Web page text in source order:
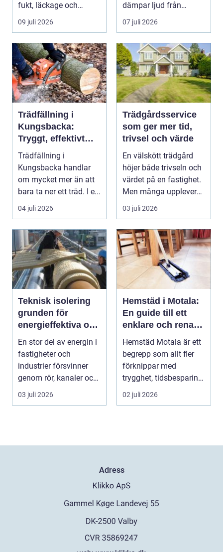
fukt, läckage och
l&arin...
09 juli 2026
dämpar ljud från
vägen. Samtidigt kan
07 juli 2026
Trädfällning i
Kungsbacka:
Tryggt, effektivt
och med omtanke
om hela tomten
Trädfällning i
Kungsbacka handlar
om mycket mer än att
bara ta ner ett träd. I e...
04 juli 2026
Trädgårdsservice
som ger mer tid,
trivsel och värde
En välskött trädgård
höjer både trivseln och
värdet på en fastighet.
Men många upplever
att tiden, o...
03 juli 2026
Teknisk isolering
grunden för
energieffektiva och
säkra byggnader
En stor del av energin i
fastigheter och
industrier försvinner
genom rör, kanaler och
tekniska insta...
03 juli 2026
Hemstäd i Motala:
En guide till ett
enklare och renare
vardagsliv
Hemstäd Motala är ett
begrepp som allt fler
förknippar med
trygghet, tidsbesparing
oc...
02 juli 2026
Adress